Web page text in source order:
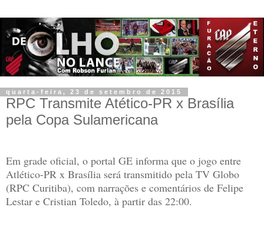
quarta-feira, 23 de setembro de 2015
RPC Transmite Atético-PR x Brasília
pela Copa Sulamericana
Em grade oficial, o portal GE informa que o jogo entre
Atlético-PR x Brasília será transmitido pela TV Globo
(RPC Curitiba), com narrações e comentários de Felipe
Lestar e Cristian Toledo, à partir das 22:00.